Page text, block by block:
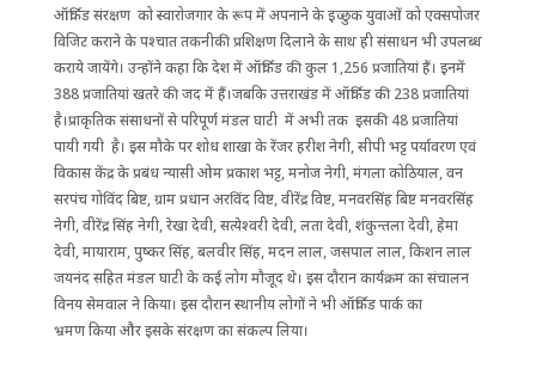
ऑर्किड संरक्षण को स्वारोजगार के रूप में अपनाने के इच्छुक युवाओं को एक्सपोजर
विजिट कराने के पश्चात तकनीकी प्रशिक्षण दिलाने के साथ ही संसाधन भी उपलब्ध
कराये जायेंगे। उन्होंने कहा कि देश में ऑर्किड की कुल 1,256 प्रजातियां हैं। इनमें
388 प्रजातियां खतरे की जद में हैं।जबकि उत्तराखंड में ऑर्किड की 238 प्रजातियां
है।प्राकृतिक संसाधनों से परिपूर्ण मंडल घाटी में अभी तक इसकी 48 प्रजातियां
पायी गयी है। इस मौके पर शोध शाखा के रेंजर हरीश नेगी, सीपी भट्ट पर्यावरण एवं
विकास केंद्र के प्रबंध न्यासी ओम प्रकाश भट्ट, मनोज नेगी, मंगला कोठियाल, वन
सरपंच गोविंद बिष्ट, ग्राम प्रधान अरविंद विष्ट, वीरेंद्र विष्ट, मनवरसिंह बिष्ट मनवरसिंह
नेगी, वीरेंद्र सिंह नेगी, रेखा देवी, सत्येश्वरी देवी, लता देवी, शंकुन्तला देवी, हेमा
देवी, मायाराम, पुष्कर सिंह, बलवीर सिंह, मदन लाल, जसपाल लाल, किशन लाल
जयनंद सहित मंडल घाटी के कई लोग मौजूद थे। इस दौरान कार्यक्रम का संचालन
विनय सेमवाल ने किया। इस दौरान स्थानीय लोगों ने भी ऑर्किड पार्क का
भ्रमण किया और इसके संरक्षण का संकल्प लिया।